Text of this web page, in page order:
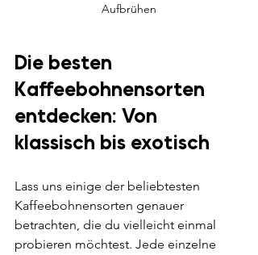
Aufbrühen
Die besten
Kaffeebohnensorten
entdecken: Von
klassisch bis exotisch
Lass uns einige der beliebtesten
Kaffeebohnensorten genauer
betrachten, die du vielleicht einmal
probieren möchtest. Jede einzelne